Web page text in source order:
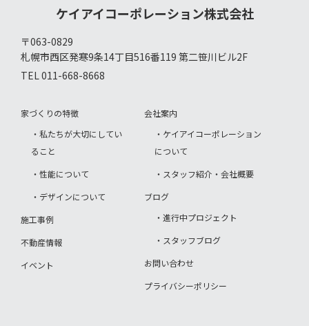
ケイアイコーポレーション株式会社
〒063-0829
札幌市西区発寒9条14丁目516番119 第二笹川ビル2F
TEL 011-668-8668
家づくりの特徴
・私たちが大切にしてい
ること
・性能について
・デザインについて
施工事例
不動産情報
イベント
会社案内
・ケイアイコーポレーション
について
・スタッフ紹介・会社概要
ブログ
・進行中プロジェクト
・スタッフブログ
お問い合わせ
プライバシーポリシー